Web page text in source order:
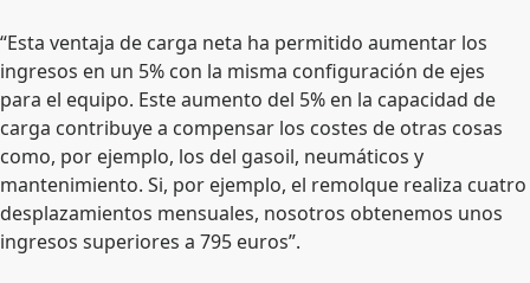
“Esta ventaja de carga neta ha permitido aumentar los
ingresos en un 5% con la misma configuración de ejes
para el equipo. Este aumento del 5% en la capacidad de
carga contribuye a compensar los costes de otras cosas
como, por ejemplo, los del gasoil, neumáticos y
mantenimiento. Si, por ejemplo, el remolque realiza cuatro
desplazamientos mensuales, nosotros obtenemos unos
ingresos superiores a 795 euros”.